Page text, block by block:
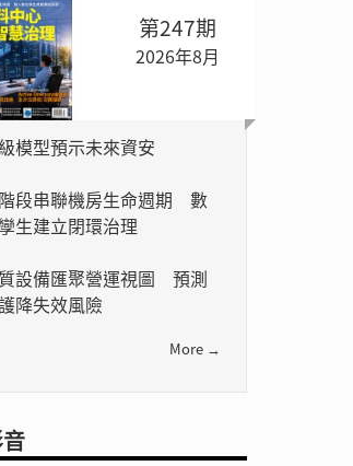
第247期
2026年8月
模型預示未來資安
段串聯機房生命週期 數
生建立閉環治理
設備匯聚營運視圖 預測
降失效風險
More →